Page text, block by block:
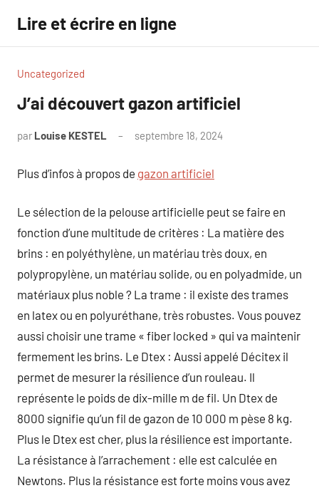
contenu
Lire et écrire en ligne
Uncategorized
J’ai découvert gazon artificiel
par Louise KESTEL septembre 18, 2024
Plus d’infos à propos de gazon artificiel
Le sélection de la pelouse artificielle peut se faire en
fonction d’une multitude de critères : La matière des
brins : en polyéthylène, un matériau très doux, en
polypropylène, un matériau solide, ou en polyadmide, un
matériaux plus noble ? La trame : il existe des trames
en latex ou en polyuréthane, très robustes. Vous pouvez
aussi choisir une trame « fiber locked » qui va maintenir
fermement les brins. Le Dtex : Aussi appelé Décitex il
permet de mesurer la résilience d’un rouleau. Il
représente le poids de dix-mille m de fil. Un Dtex de
8000 signifie qu’un fil de gazon de 10 000 m pèse 8 kg.
Plus le Dtex est cher, plus la résilience est importante.
La résistance à l’arrachement : elle est calculée en
Newtons. Plus la résistance est forte moins vous avez